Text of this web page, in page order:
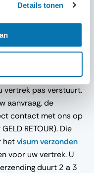
Details tonen
voren aanvragen,
vertrek pas verstuurt.
aanvraag, de
contact met ons op
RETOUR). Die
hetvisum verzonden
voor uw vertrek. U
duurt 2 a 3